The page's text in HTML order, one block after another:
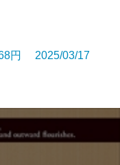
円 2025/03/17